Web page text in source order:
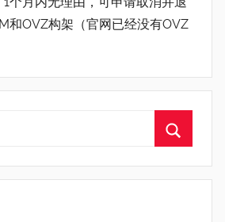
和OVZ构架（官网已经没有OVZ